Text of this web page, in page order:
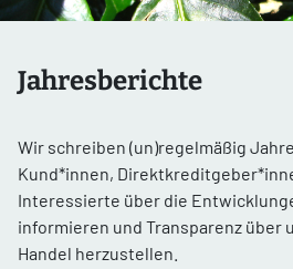
Jahresberichte
Wir schreiben (un)regelmäßig
Kund*innen,
Interessierte über die
informieren und Transparenz über
Handel herzustellen.